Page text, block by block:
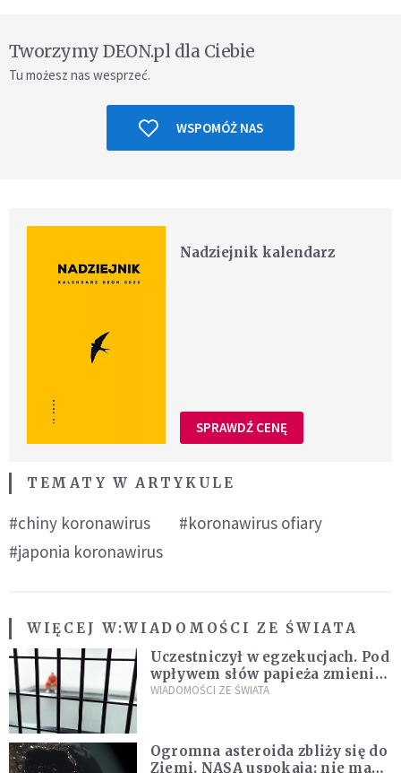
Tworzymy DEON.pl dla Ciebie
Tu możesz nas wesprzeć.
WSPOMÓŻ NAS
Nadziejnik kalendarz
SPRAWDŹ CENĘ
TEMATY W ARTYKULE
#chiny koronawirus
#koronawirus ofiary
#japonia koronawirus
WIĘCEJ W:WIADOMOŚCI ZE ŚWIATA
Uczestniczył w egzekucjach. Pod
wpływem słów papieża zmienił
zdanie
WIADOMOŚCI ZE ŚWIATA
Ogromna asteroida zbliży się do
Ziemi. NASA uspokaja: nie ma